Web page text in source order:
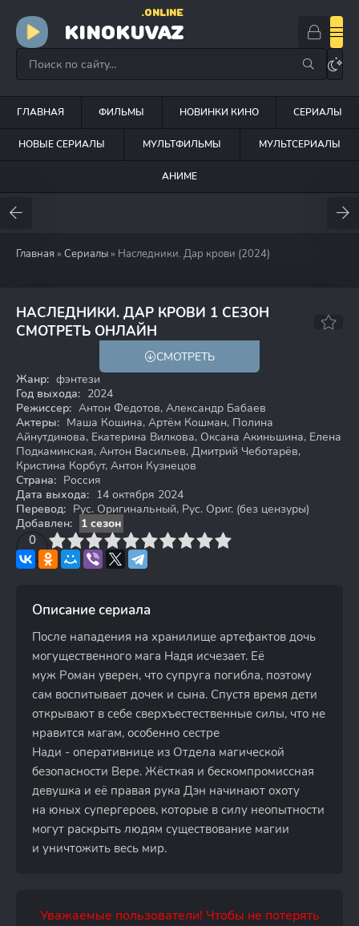
KINOKUVAZ
.ONLINE
ГЛАВНАЯ ФИЛЬМЫ НОВИНКИ КИНО СЕРИАЛЫ
НОВЫЕ СЕРИАЛЫ МУЛЬТФИЛЬМЫ МУЛЬТСЕРИАЛЫ
АНИМЕ
Главная » Сериалы » Наследники. Дар крови (2024)
НАСЛЕДНИКИ. ДАР КРОВИ 1 СЕЗОН
СМОТРЕТЬ ОНЛАЙН
7.9
СМОТРЕТЬ
Жанр: фэнтези
Год выхода: 2024
Режиссер: Антон Федотов, Александр Бабаев
Актеры: Маша Кошина, Артём Кошман, Полина
Айнутдинова, Екатерина Вилкова, Оксана Акиньшина, Елена
Подкаминская, Антон Васильев, Дмитрий Чеботарёв,
Кристина Корбут, Антон Кузнецов
Страна: Россия
Дата выхода: 14 октября 2024
Перевод: Рус. Оригинальный, Рус. Ориг. (без цензуры)
Добавлен:
1 сезон
0
4 6 7 8 9 10
Описание сериала
После нападения на хранилище артефактов дочь
могущественного мага Надя исчезает. Её
муж Роман уверен, что супруга погибла, поэтому
сам воспитывает дочек и сына. Спустя время дети
открывают в себе сверхъестественные силы, что не
нравится магам, особенно сестре
Нади - оперативнице из Отдела магической
безопасности Вере. Жёсткая и бескомпромиссная
девушка и её правая рука Дэн начинают охоту
на юных супергероев, которые в силу неопытности
могут раскрыть людям существование магии
и уничтожить весь мир.
Уважаемые пользователи! Чтобы не потерять